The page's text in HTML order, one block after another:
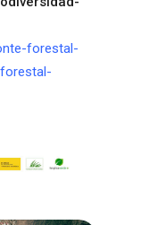
forestal-